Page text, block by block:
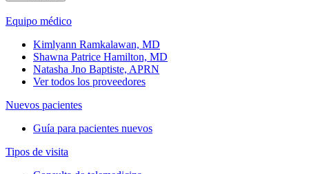
Equipo médico
Kimlyann Ramkalawan, MD
Shawna Patrice Hamilton, MD
Natasha Jno Baptiste, APRN
Ver todos los proveedores
Nuevos pacientes
Guía para pacientes nuevos
Tipos de visita